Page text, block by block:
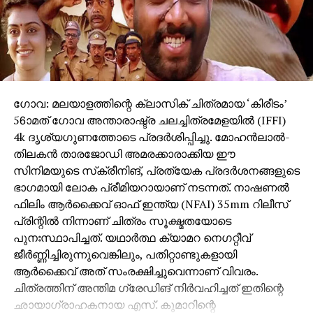
ക്രിയേറ്റീവ് പ്രൊഡ്യൂസർ-അജിത് ഭുരെ,
ഛായാഗ്രഹണം-ദേവേന്ദ്ര ഗോലത്കർ, സംഗീതം,
പശ്‌ചാത്തല സംഗീതം- എ വി.പ്രഫുൽചന്ദ്ര, എഡിറ്റർ-
ഫൈസൽ മഹാദിക്, ഗാനരചന, സംഭാഷണം-ഗുരു
താക്കൂർ, ഓൺ സെറ്റ് എഡിറ്റർ-സുദർശൻ സത്പുതേ,
സൌണ്ട് ഡിസൈൻ-ശിശിർ ചൌസാൽക്കർ, അക്ഷയ്
വൈദ്യ, പ്രൊഡക്ഷൻ ഡിസൈൻ-സഞ്ജീവ് റാണെ,
കോസ്റ്റ്യൂം ഡിസൈൻ-സച്ചിൻ ലോവലേക്കർ, മേക്കപ്പ്
ഡിസൈൻ-രോഹിത് മഹാദിക്, എക്സിക്യൂട്ടീവ്
പ്രൊഡ്യൂസർ-ചന്ദ്രശേഖർ നന്നവെയർ,
നൃത്തസംവിധായക-സോണിയ പാർച്ചൂരെ, പൂജ കാലെ,
പോസ്റ്റ് പ്രൊഡക്ഷൻ സൂപ്പർവൈസർ-സിദ്ധാന്ത്
പാട്ടീൽ, കൺസെപ്റ്റ് ആർട്ട്-ആശിഷ് ബോയാനെ,
നിർമ്മാണ ടീം- വിക്രാന്ത് ഷിൻഡെ, അക്ഷയ്
കോലാപൂർക്കർ, സിദ്ധാർത്ഥ ശങ്കര, നരേന്ദ്ര റാസൽ,
സംവിധാന ടീം- മോഹിത് കുണ്ടെ, സിദ്ധാന്ത് പാട്ടീൽ,
ഹൃതുജ വാസൈകർ, ആശിഷ് മോറെ, റീ-
ഗോവ: മലയാളത്തിന്റെ ക്ലാസിക് ചിത്രമായ ‘കിരീടം’
56ാമത് ഗോവ അന്താരാഷ്ട്ര ചലച്ചിത്രമേളയില്‍ (IFFI)
4k ദൃശ്യഗുണത്തോടെ പ്രദര്‍ശിപ്പിച്ചു. മോഹന്‍ലാല്‍-
തിലകന്‍ താരജോഡി അമരക്കാരാക്കിയ ഈ
സിനിമയുടെ സ്‌ക്രീനിങ്, പ്രത്യേക പ്രദര്‍ശനങ്ങളുടെ
ഭാഗമായി ലോക പ്രീമിയറായാണ് നടന്നത്. നാഷണല്‍
ഫിലിം ആര്‍ക്കൈവ് ഓഫ് ഇന്ത്യ (NFAI) 35mm റിലീസ്
പ്രിന്റില്‍ നിന്നാണ് ചിത്രം സൂക്ഷ്മതയോടെ
പുനഃസ്ഥാപിച്ചത്. യഥാര്‍ത്ഥ ക്യാമറ നെഗറ്റീവ്
ജീര്‍ണ്ണിച്ചിരുന്നുവെങ്കിലും, പതിറ്റാണ്ടുകളായി
ആര്‍ക്കൈവ് അത് സംരക്ഷിച്ചുവെന്നാണ് വിവരം.
ചിത്രത്തിന് അന്തിമ ഗ്രേഡിങ് നിര്‍വഹിച്ചത് ഇതിന്റെ
ഛായാഗ്രാഹകനായ എസ്. കുമാറിന്റെ